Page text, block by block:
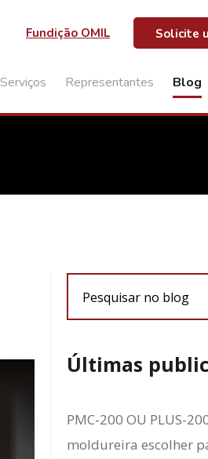
Fundição OMIL Solicite
Serviços Representantes Blog
Pesquisar no blog
Últimas
PMC-200 OU PLUS-
moldureira escolher